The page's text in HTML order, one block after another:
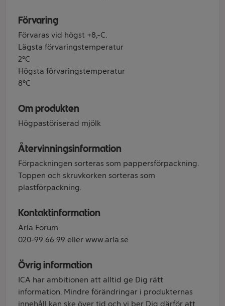
Förvaring
Förvaras vid högst +8ºC.
Lägsta förvaringstemperatur
2°C
Högsta förvaringstemperatur
8°C
Om produkten
Högpastöriserad mjölk
Återvinningsinformation
Förpackningen sorteras som pappersförpackning.
Toppen och skruvkorken sorteras som
plastförpackning.
Kontaktinformation
Arla Forum
020-99 66 99 eller www.arla.se
Övrig information
ICA har ambitionen att alltid ge Dig rätt
information. Mindre förändringar i produkternas
innehåll kan ske över tid och vi ber Dig därför att